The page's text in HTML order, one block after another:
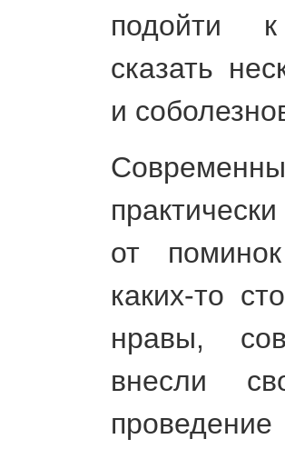
подойти
сказать
и
от
каких-то
нравы,
внесли